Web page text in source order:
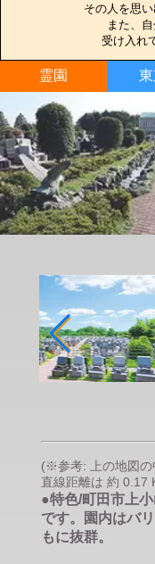
その人を思
また、
受け入れ
霊園
(※参考: 上の地図の
直線距離は 約 0.17
●特色/町田市上
です。園内はバ
もに抜群。